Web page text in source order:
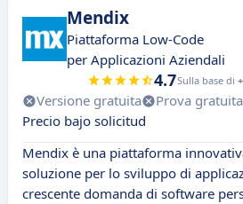
Mendix
Piattaforma Low-Code
per Applicazioni Aziendali
4.7Sulla base di
Versione gratuita Prova gratuita
Precio bajo solicitud
Mendix è una piattaforma
soluzione per lo sviluppo di
crescente domanda di software